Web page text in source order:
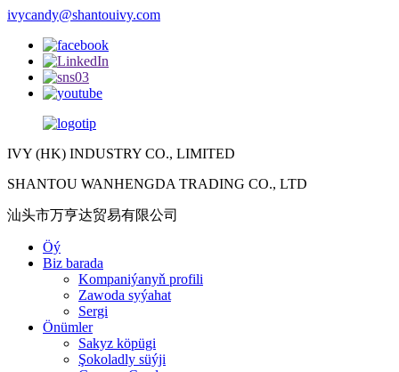
ivycandy@shantouivy.com
IVY (HK) INDUSTRY CO., LIMITED
SHANTOU WANHENGDA TRADING CO., LTD
汕头市万亨达贸易有限公司
Öý
Biz barada
Kompaniýanyň profili
Zawoda syýahat
Sergi
Önümler
Sakyz köpügi
Şokoladly süýji